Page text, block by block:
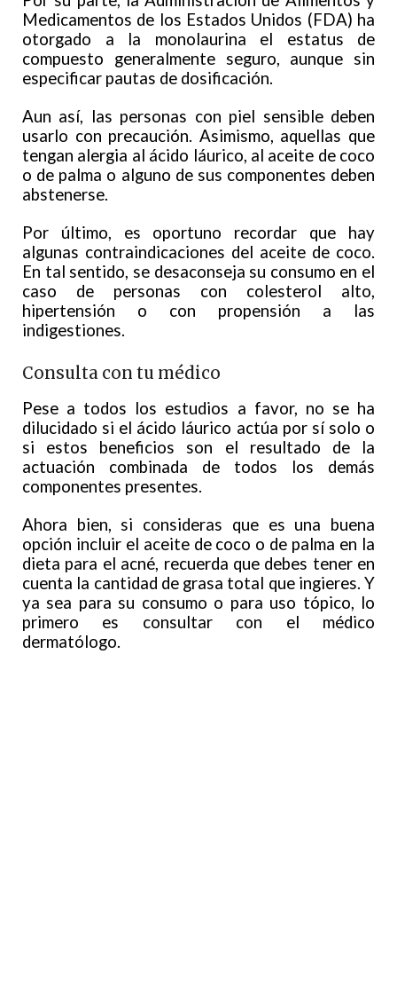
Medicamentos de los Estados Unidos (FDA) ha
otorgado a la monolaurina el estatus de
compuesto generalmente seguro, aunque sin
especificar pautas de dosificación.
Aun así, las personas con piel sensible deben
usarlo con precaución. Asimismo, aquellas que
tengan alergia al ácido láurico, al aceite de coco
o de palma o alguno de sus componentes deben
abstenerse.
Por último, es oportuno recordar que hay
algunas contraindicaciones del aceite de coco.
En tal sentido, se desaconseja su consumo en el
caso de personas con colesterol alto,
hipertensión o con propensión a las
indigestiones.
Consulta con tu médico
Pese a todos los estudios a favor, no se ha
dilucidado si el ácido láurico actúa por sí solo o
si estos beneficios son el resultado de la
actuación combinada de todos los demás
componentes presentes.
Ahora bien, si consideras que es una buena
opción incluir el aceite de coco o de palma en la
dieta para el acné, recuerda que debes tener en
cuenta la cantidad de grasa total que ingieres. Y
ya sea para su consumo o para uso tópico, lo
primero es consultar con el médico
dermatólogo.